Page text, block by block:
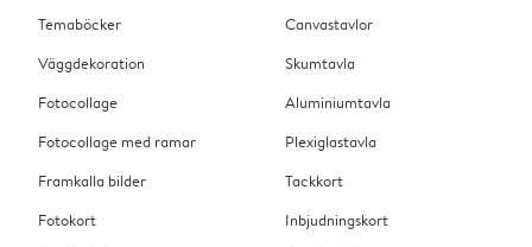
Temaböcker
Väggdekoration
Fotocollage
Fotocollage med ramar
Framkalla bilder
Fotokort
Canvastavlor
Skumtavla
Aluminiumtavla
Plexiglastavla
Tackkort
Inbjudningskort